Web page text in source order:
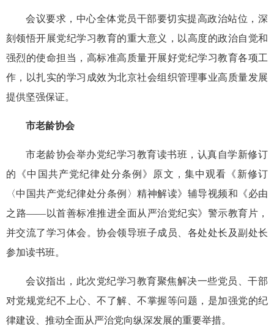
会议要求，中心全体党员干部要切实提高政治站位，深
刻领悟开展党纪学习教育的重大意义，以高度的政治自觉和
强烈的使命担当，高标准高质量开展好党纪学习教育各项工
作，以扎实的学习成效为北京社会组织管理事业高质量发展
提供坚强保证。
市老龄协会
市老龄协会举办党纪学习教育读书班，认真自学新修订
的《中国共产党纪律处分条例》原文，集中观看《新修订
〈中国共产党纪律处分条例〉精神解读》辅导视频和《必由
之路——以首善标准推进全面从严治党纪实》警示教育片，
并交流了学习体会。协会领导班子成员、各处处长及副处长
参加读书班。
会议指出，此次党纪学习教育聚焦解决一些党员、干部
对党规党纪不上心、不了解、不掌握等问题，是加强党的纪
律建设、推动全面从严治党向纵深发展的重要举措。